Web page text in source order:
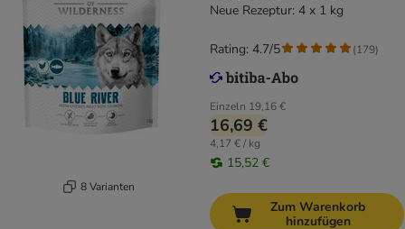
8 Varianten
Neue Rezeptur: 4 x 1 kg
Einzeln 19,16 €
16,69 €
4,17 € / kg
15,52 €
Rating: 4.7/5 (179)
Zum Warenkorb
hinzufügen